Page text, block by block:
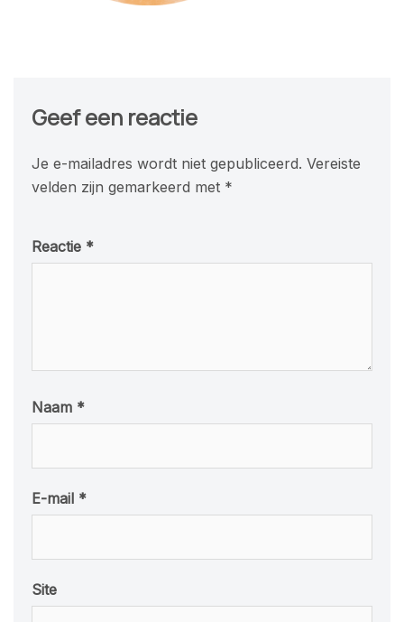
Geef een reactie
Je e-mailadres wordt niet gepubliceerd. Vereiste
velden zijn gemarkeerd met *
Reactie *
Naam *
E-mail *
Site